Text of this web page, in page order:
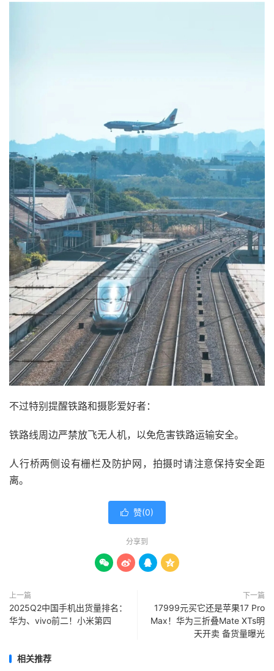
不过特别提醒铁路和摄影爱好者：
铁路线周边严禁放飞无人机，以免危害铁路运输安全。
人行桥两侧设有栅栏及防护网，拍摄时请注意保持安全距
离。
 赞(0)
分享到
   
上一篇
2025Q2中国手机出货量排名：
华为、vivo前二！小米第四
下一篇
17999元买它还是苹果17 Pro
Max！华为三折叠Mate XTs明
天开卖 备货量曝光
相关推荐